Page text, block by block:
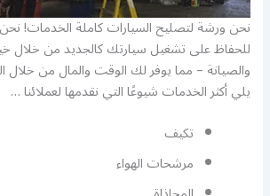
نحن ورشة لتصليح السيارات كاملة الخدمات!
للحفاظ على تشغيل سيارتك كالجديد من خلال
والصيانة – مما يوفر لك الوقت والمال من خلال
يلي أكثر الخدمات شيوعًا التي نقدمها لعملائنا …
تكيف
مرشحات الهواء